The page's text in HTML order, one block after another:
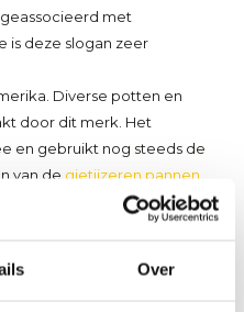
Over
met
is deze slogan zeer
Diverse potten en
door dit merk. Het
en gebruikt nog steeds de
van de gietijzeren pannen
100 jaar gebruikt.
ontwikkeld,
afbreekbaar. De
een hedendaagse update